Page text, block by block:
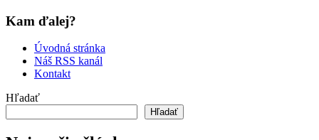
Kam ďalej?
Úvodná stránka
Náš RSS kanál
Kontakt
Hľadať
Hľadať